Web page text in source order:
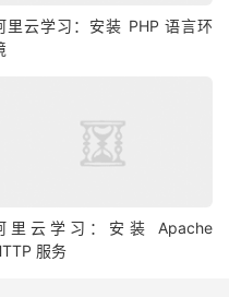
里云学习：安装 PHP 语言环
里云学习：安装 Apache
服务